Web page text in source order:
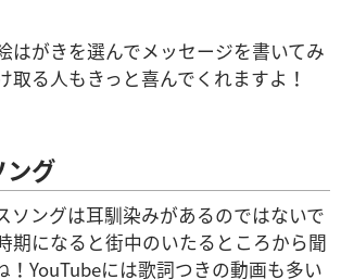
はがきを選んでメッセージを書いてみ
取る人もきっと喜んでくれますよ！
ング
ソングは耳馴染みがあるのではないで
期になると街中のいたるところから聞
！YouTubeには歌詞つきの動画も多い